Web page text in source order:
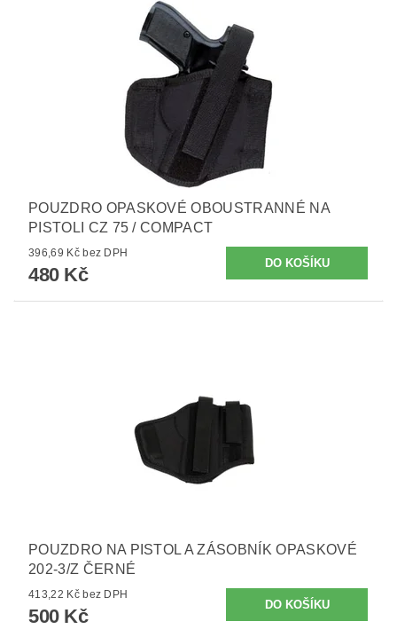
POUZDRO OPASKOVÉ OBOUSTRANNÉ NA
PISTOLI CZ 75 / COMPACT
396,69 Kč bez DPH
480 Kč
POUZDRO NA PISTOL A ZÁSOBNÍK OPASKOVÉ
202-3/Z ČERNÉ
413,22 Kč bez DPH
500 Kč